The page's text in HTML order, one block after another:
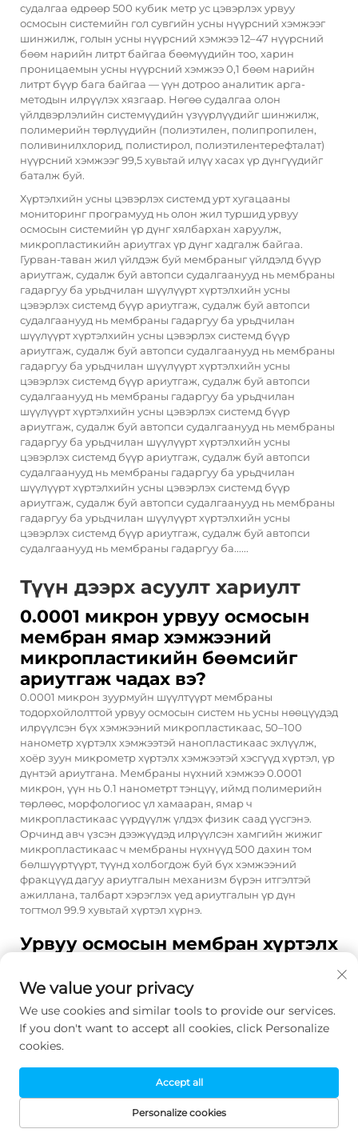
судалгаа өдрөөр 500 кубик метр ус цэвэрлэх урвуу
осмосын системийн гол сувгийн усны нүүрсний хэмжээг
шинжилж, голын усны нүүрсний хэмжээ 12–47 нүүрсний
бөөм нарийн литрт байгаа бөөмүүдийн тоо, харин
проницаемын усны нүүрсний хэмжээ 0,1 бөөм нарийн
литрт бүүр бага байгаа — үүн дотроо аналитик арга-
методын илрүүлэх хязгаар. Нөгөө судалгаа олон
үйлдвэрлэлийн системүүдийн үзүүрлүүдийг шинжилж,
полимерийн төрлүүдийн (полиэтилен, полипропилен,
поливинилхлорид, полистирол, полиэтилентерефталат)
нүүрсний хэмжээг 99,5 хувьтай илүү хасах үр дүнгүүдийг
баталж буй.
Хүртэлхийн усны цэвэрлэх системд урт хугацааны
мониторинг програмууд нь олон жил туршид урвуу
осмосын системийн үр дүнг хялбархан харуулж,
микропластикийн ариутгах үр дүнг хадгалж байгаа.
Гурван-таван жил үйлдэж буй мембраныг үйлдэлд бүүр
ариутгаж, судалж буй автопси судалгаанууд нь мембраны
гадаргуу ба урьдчилан шүүлүүрт хүртэлхийн усны
цэвэрлэх системд бүүр ариутгаж, судалж буй автопси
судалгаанууд нь мембраны гадаргуу ба урьдчилан
шүүлүүрт хүртэлхийн усны цэвэрлэх системд бүүр
ариутгаж, судалж буй автопси судалгаанууд нь мембраны
гадаргуу ба урьдчилан шүүлүүрт хүртэлхийн усны
цэвэрлэх системд бүүр ариутгаж, судалж буй автопси
судалгаанууд нь мембраны гадаргуу ба урьдчилан
шүүлүүрт хүртэлхийн усны цэвэрлэх системд бүүр
ариутгаж, судалж буй автопси судалгаанууд нь мембраны
гадаргуу ба урьдчилан шүүлүүрт хүртэлхийн усны
цэвэрлэх системд бүүр ариутгаж, судалж буй автопси
судалгаанууд нь мембраны гадаргуу ба урьдчилан
шүүлүүрт хүртэлхийн усны цэвэрлэх системд бүүр
ариутгаж, судалж буй автопси судалгаанууд нь мембраны
гадаргуу ба урьдчилан шүүлүүрт хүртэлхийн усны
цэвэрлэх системд бүүр ариутгаж, судалж буй автопси
судалгаанууд нь мембраны гадаргуу ба......
Түүн дээрх асуулт хариулт
0.0001 микрон урвуу осмосын
мембран ямар хэмжээний
микропластикийн бөөмсийг
ариутгаж чадах вэ?
0.0001 микрон зуурмуйн шүүлтүүрт мембраны
тодорхойлолттой урвуу осмосын систем нь усны нөөцүүдэд
илрүүлсэн бүх хэмжээний микропластикаас, 50–100
нанометр хүртэлх хэмжээтэй нанопластикаас эхлүүлж,
хоёр зуун микрометр хүртэлх хэмжээтэй хэсгүүд хүртэл, үр
дүнтэй ариутгана. Мембраны нүхний хэмжээ 0.0001
микрон, үүн нь 0.1 нанометрт тэнцүү, иймд полимерийн
төрлөөс, морфологиос үл хамааран, ямар ч
микропластикаас үүрдүүлж үлдэх физик саад үүсгэнэ.
Орчинд авч үзсэн дээжүүдэд илрүүлсэн хамгийн жижиг
микропластикаас ч мембраны нүхнүүд 500 дахин том
бөлшүүртүүрт, түүнд холбогдож буй бүх хэмжээний
фракцүүд дагуу ариутгалын механизм бүрэн итгэлтэй
ажиллана, талбарт хэрэглэх үед ариутгалын үр дүн
тогтмол 99.9 хувьтай хүртэл хүрнэ.
Урвуу осмосын мембран хүртэлх
ариутгалын үр дүнг хэрхэн
хадгалж үлдэх вэ?
Урвуу осмосын системд микропластикийн зайлуулалтын
механизм мембраны нүхнүүдийн архитектурт
үндэслэн бүрдүүлдэг, харин гадаргуугийн шинж чанарууд
эсвэл цаг хугацаа өнгөрөхтүн деградацид орж болох
химийн таталцалд үндэслэн бүрдүүлдэггүй. Систем
дизайн-ын параметрүүд дотор ажилладаг ба химийн
цэвэрлэх үйлдлүүдийн тохиромжтой хангамжийг хүлээн
We value your privacy
We use cookies and similar tools to provide our services.
If you don't want to accept all cookies, click Personalize
cookies.
Personalize cookies
Accept all